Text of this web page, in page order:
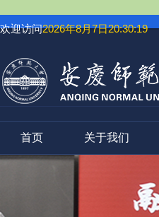
欢迎访问2026年8月7日20:30:19
首页 关于我们